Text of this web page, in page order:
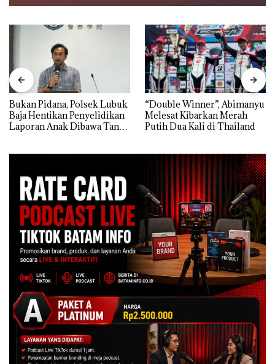
Bukan Pidana, Polsek Lubuk
Baja Hentikan Penyelidikan
Laporan Anak Dibawa Tanpa
“Double Winner”, Abimanyu
Melesat Kibarkan Merah
Putih Dua Kali di Thailand